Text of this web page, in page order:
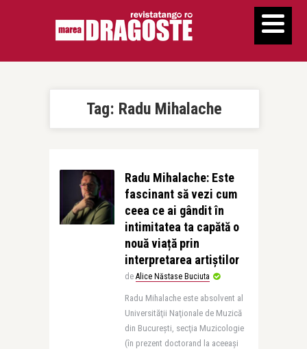
Tag: Radu Mihalache
Radu Mihalache: Este
fascinant să vezi cum
ceea ce ai gândit în
intimitatea ta capătă o
nouă viață prin
interpretarea artiștilor
de Alice Năstase Buciuta
Radu Mihalache este absolvent al
Universităţii Naţionale de Muzică
din Bucureşti, secţia Muzicologie
(în prezent doctorand la aceeași